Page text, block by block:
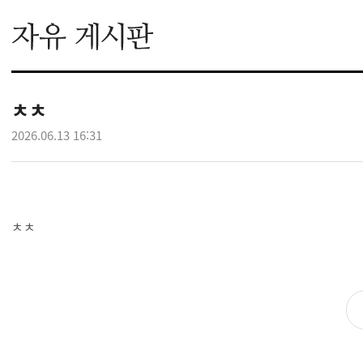
ㅊㅊ
2026.06.13 16:31
ㅊㅊ